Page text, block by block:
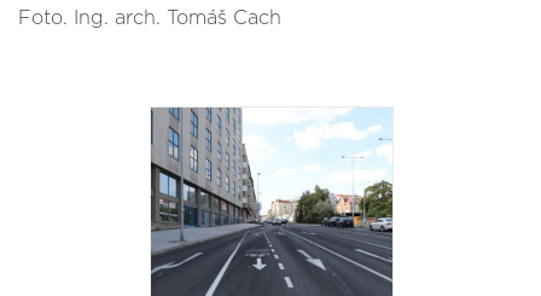
Foto. Ing. arch. Tomáš Cach